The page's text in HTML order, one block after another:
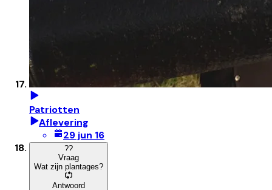
Patriotten
Aflevering
29 jun 16
??
Vraag
Wat zijn plantages?
Antwoord